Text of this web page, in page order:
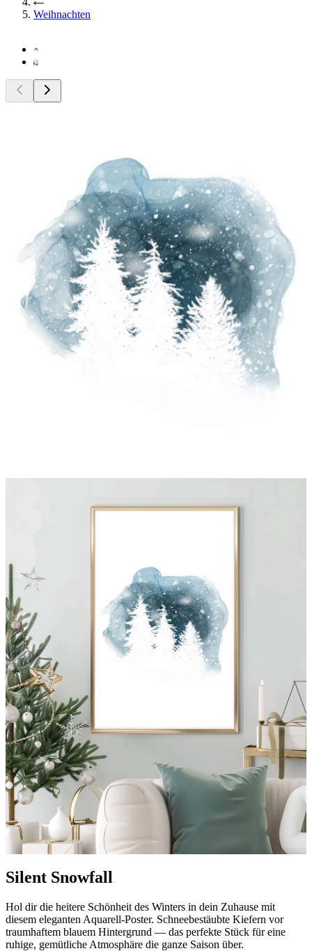
Weihnachten
Silent Snowfall
Hol dir die heitere Schönheit des Winters in dein Zuhause mit
diesem eleganten Aquarell-Poster. Schneebestäubte Kiefern vor
traumhaftem blauem Hintergrund — das perfekte Stück für eine
ruhige, gemütliche Atmosphäre die ganze Saison über.